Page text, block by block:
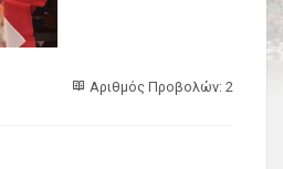
Αριθμός Προβολών: 2